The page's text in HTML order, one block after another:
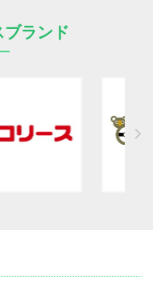
ランド